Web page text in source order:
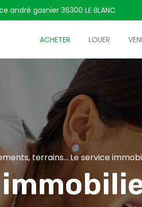
andré gasnier 36300 LE BLANC
ACHETER LOUER
terrains... Le service